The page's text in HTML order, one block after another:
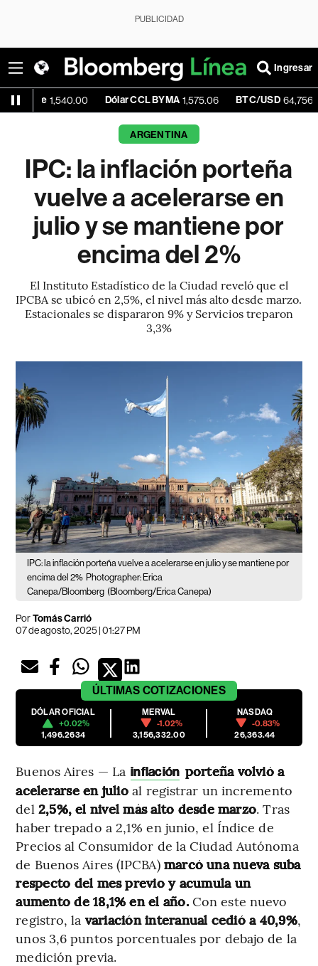
PUBLICIDAD
Ingresar
1,540.00 Dólar CCL BYMA 1,575.06 BTC/USD 64,756.42 -
ARGENTINA
IPC: la inflación porteña
vuelve a acelerarse en
julio y se mantiene por
encima del 2%
El Instituto Estadístico de la Ciudad reveló que el
IPCBA se ubicó en 2,5%, el nivel más alto desde marzo.
Estacionales se dispararon 9% y Servicios treparon
3,3%
IPC: la inflación porteña vuelve a acelerarse en julio y se mantiene por
encima del 2% Photographer: Erica
Canepa/Bloomberg (Bloomberg/Erica Canepa)
PorTomás Carrió
07 de agosto, 2025 | 01:27 PM
ÚLTIMAS COTIZACIONES
DÓLAR OFICIAL
+0.02%
1,496.2634
MERVAL
-1.02%
3,156,332.00
NASDAQ
-0.83%
26,363.44
Buenos Aires — La inflación porteña volvió a
acelerarse en julioal registrar un incremento
del 2,5%, el nivel más alto desde marzo. Tras
haber trepado a 2,1% en junio, el Índice de
Precios al Consumidor de la Ciudad Autónoma
de Buenos Aires (IPCBA) marcó una nueva suba
respecto del mes previo y acumula un
aumento de 18,1% en el año.Con este nuevo
registro, la variación interanual cedió a 40,9%,
unos 3,6 puntos porcentuales por debajo de la
medición previa.